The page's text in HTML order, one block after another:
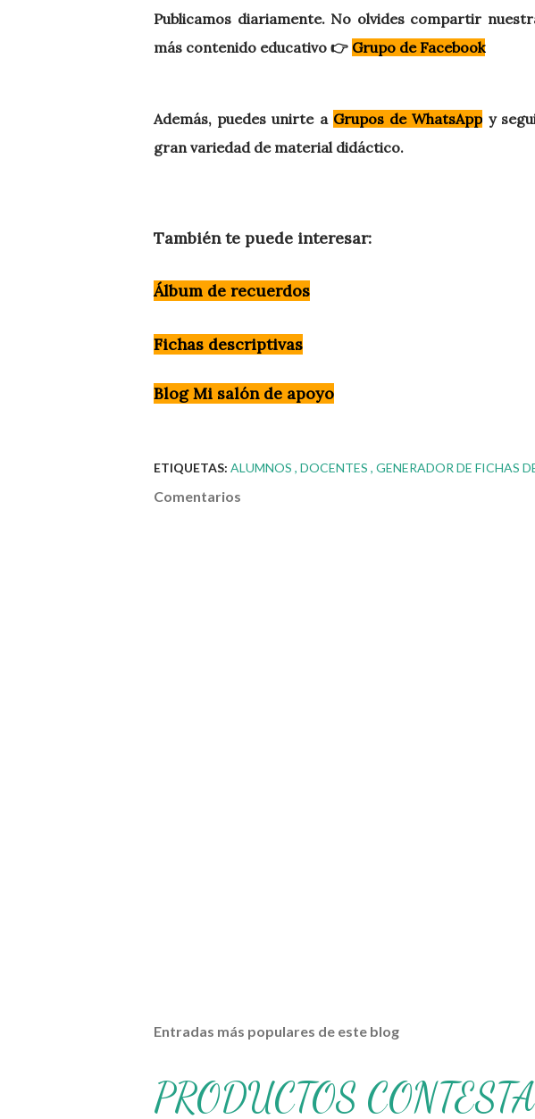
Publicamos diariamente. No olvides compartir nuestra página y unirte a nuestro grupo para
más contenido educativo 👉 Grupo de Facebook
Además, puedes unirte a Grupos de WhatsApp y
granvariedadde material didáctico.
También te puede interesar:
Álbum de recuerdos
Fichas descriptivas
Blog Mi salón de apoyo
ETIQUETAS: ALUMNOS DOCENTES GENERADOR DE FICHAS
Comentarios
Entradas más populares de este blog
PRODUCTOS